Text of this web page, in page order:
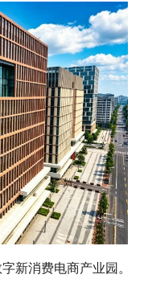
新消费电商产业园。